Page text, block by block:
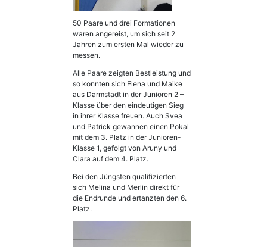
50 Paare und drei Formationen
waren angereist, um sich seit 2
Jahren zum ersten Mal wieder zu
messen.
Alle Paare zeigten Bestleistung und
so konnten sich Elena und Maike
aus Darmstadt in der Junioren 2 –
Klasse über den eindeutigen Sieg
in ihrer Klasse freuen. Auch Svea
und Patrick gewannen einen Pokal
mit dem 3. Platz in der Junioren-
Klasse 1, gefolgt von Aruny und
Clara auf dem 4. Platz.
Bei den Jüngsten qualifizierten
sich Melina und Merlin direkt für
die Endrunde und ertanzten den 6.
Platz.